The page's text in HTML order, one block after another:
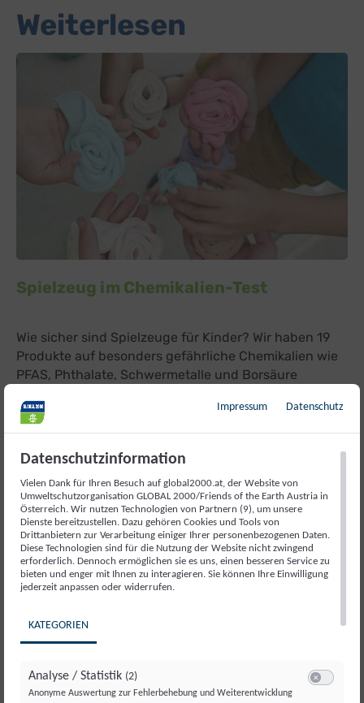
Weiterlesen
Spielzeug im Chemikalien-Test
Wie sicher sind Spielzeuge für Kinder? Wir haben 19
Produkte auf besonders gefährliche Chemikalien wie
PFAS, Phthalate, Schwermetalle und Borsäure
Mitmach-Aktion "PFAS in Brunnen" - Ist
Ihr Wasser belastet?
Impressum Datenschutz
Datenschutzinformation
Vielen Dank für Ihren Besuch auf global2000.at, der Website von
Umweltschutzorganisation GLOBAL 2000/Friends of the Earth Austria in
Österreich. Wir nutzen Technologien von Partnern (9), um unsere
Dienste bereitzustellen. Dazu gehören Cookies und Tools von
Drittanbietern zur Verarbeitung einiger Ihrer personenbezogenen Daten.
Diese Technologien sind für die Nutzung der Website nicht zwingend
erforderlich. Dennoch ermöglichen sie es uns, einen besseren Service zu
bieten und enger mit Ihnen zu interagieren. Sie können Ihre Einwilligung
jederzeit anpassen oder widerrufen.
KATEGORIEN
Analyse / Statistik (2)
Anonyme Auswertung zur Fehlerbehebung und Weiterentwicklung